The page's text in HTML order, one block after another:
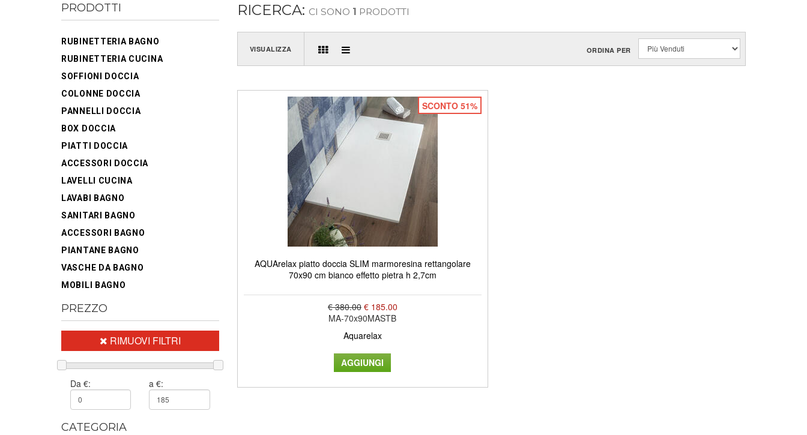
PRODOTTI
RUBINETTERIA BAGNO
RUBINETTERIA CUCINA
SOFFIONI DOCCIA
COLONNE DOCCIA
PANNELLI DOCCIA
BOX DOCCIA
PIATTI DOCCIA
ACCESSORI DOCCIA
LAVELLI CUCINA
LAVABI BAGNO
SANITARI BAGNO
ACCESSORI BAGNO
PIANTANE BAGNO
VASCHE DA BAGNO
MOBILI BAGNO
PREZZO
RIMUOVI FILTRI
Da €: a €:
CATEGORIA
RICERCA: CI SONO 1 PRODOTTI
VISUALIZZA ORDINA PER
SCONTO 51%
AQUArelax piatto doccia SLIM marmoresina rettangolare
70x90 cm bianco effetto pietra h 2,7cm
€ 380.00 € 185.00
MA-70x90MASTB
Aquarelax